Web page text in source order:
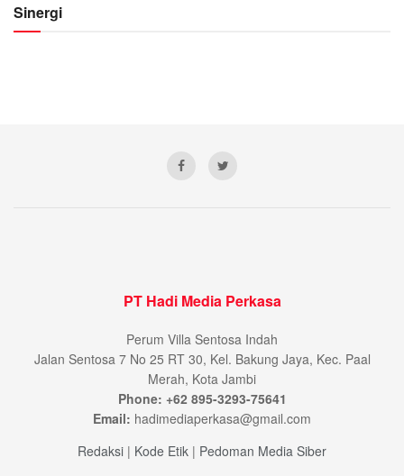
Sinergi
PT Hadi Media Perkasa
Perum Villa Sentosa Indah
Jalan Sentosa 7 No 25 RT 30, Kel. Bakung Jaya, Kec. Paal
Merah, Kota Jambi
Phone: +62 895-3293-75641
Email: hadimediaperkasa@gmail.com
Redaksi | Kode Etik | Pedoman Media Siber